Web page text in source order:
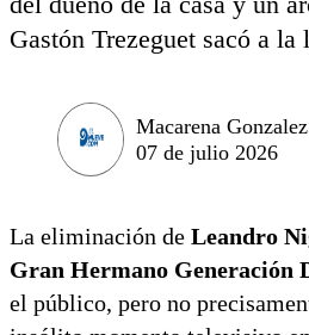
Gastón Trezeguet sacó a la
Macarena Gonzalez
07 de julio 2026
La eliminación de Leandro
Gran Hermano Generación
el público, pero no